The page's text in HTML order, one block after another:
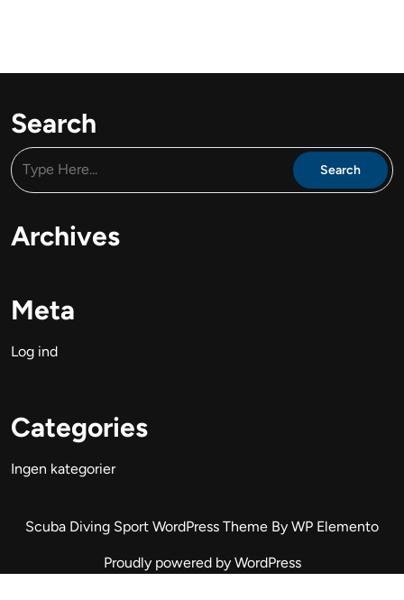
Search
Archives
Meta
Log ind
Categories
Ingen kategorier
Scuba Diving Sport WordPress Theme By WP Elemento
Proudly powered by WordPress